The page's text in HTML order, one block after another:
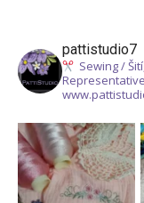
pattistudio7
Sewing /
Representative